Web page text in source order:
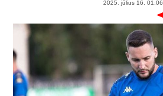
2025. július 16. 01:06